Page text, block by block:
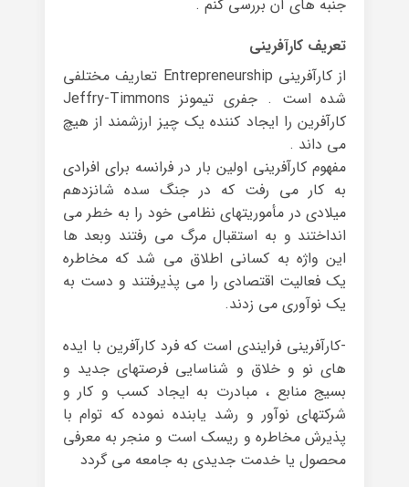
جنبه های آن بررسی کنم .
تعریف کارآفرینی
از کارآفرینی Entrepreneurship تعاریف مختلفی
شده است . جفری تیمونز Jeffry-Timmons
کارآفرین را ایجاد کننده یک چیز ارزشمند از هیچ
می داند .
مفهوم کارآفرینی اولین بار در فرانسه برای افرادی
به کار می رفت که در جنگ سده شانزدهم
میلادی در مأموریتهای نظامی خود را به خطر می
انداختند و به استقبال مرگ می رفتند وبعد ها
این واژه به کسانی اطلاق می شد که مخاطره
یک فعالیت اقتصادی را می پذیرفتند و دست به
یک نوآوری می زدند.
-کارآفرینی فرایندی است که فرد کارآفرین با ایده
های نو و خلاق و شناسایی فرصتهای جدید و
بسیج منابع ، مبادرت به ایجاد کسب و کار و
شرکتهای نوآور و رشد یابنده نموده که توام با
پذیرش مخاطره و ریسک است و منجر به معرفی
محصول یا خدمت جدیدی به جامعه می گردد